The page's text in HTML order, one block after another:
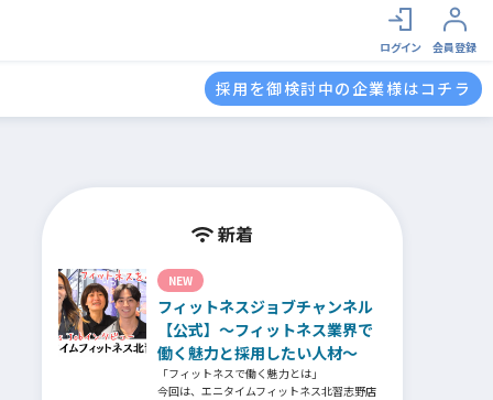
ログイン 会員登録
採用を御検討中の企業様はコチラ
新着
NEW
フィットネスジョブチャンネル
【公式】～フィットネス業界で
働く魅力と採用したい人材～
「フィットネスで働く魅力とは」
今回は、エニタイムフィットネス北習志野店